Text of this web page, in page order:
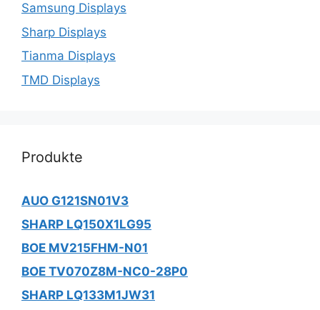
Samsung Displays
Sharp Displays
Tianma Displays
TMD Displays
Produkte
AUO G121SN01V3
SHARP LQ150X1LG95
BOE MV215FHM-N01
BOE TV070Z8M-NC0-28P0
SHARP LQ133M1JW31